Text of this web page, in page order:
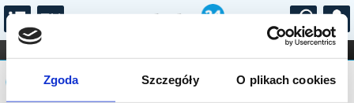
Zgoda Szczegóły O plikach cookies
...
FILHARMONIA OPERA I BALET
STAND-UP
DLA DZIECI
Komunikat